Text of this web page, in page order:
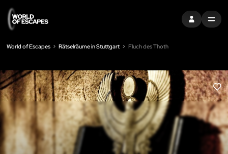
EINTRAGEN
MENU
World of Escapes Rätselräume in Stuttgart Fluch des Thoth
LIKE